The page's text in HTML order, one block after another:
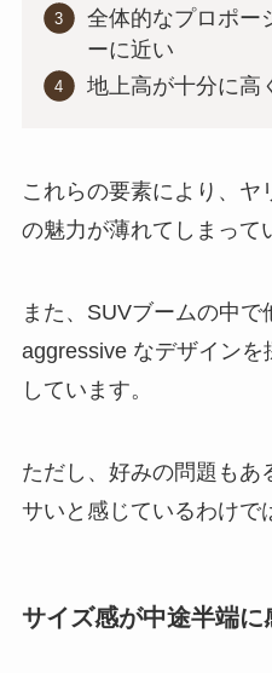
全体的なプロポー
ーに近い
地上高が十分に高
これらの要素により、ヤ
の魅力が薄れてしまって
また、SUVブームの中で
aggressive なデザイン
しています。
ただし、好みの問題もあ
サいと感じているわけで
サイズ感が中途半端に